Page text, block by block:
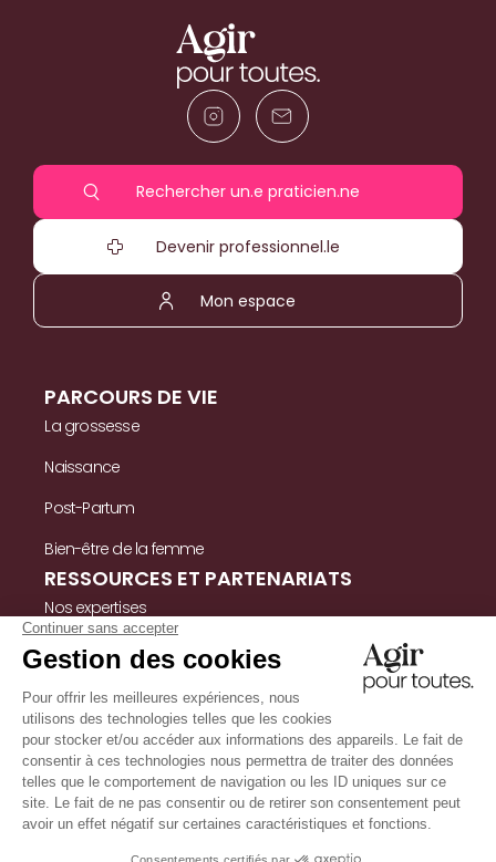
Rechercher un.e praticien.ne
Devenir professionnel.le
Mon espace
PARCOURS DE VIE
La grossesse
Naissance
Post-Partum
Bien-être de la femme
RESSOURCES ET PARTENARIATS
Nos expertises
Nos ressources
Témoignages
Nous contacter
INFORMATIONS
Mentions légales
Politique de confidentialité & cookies